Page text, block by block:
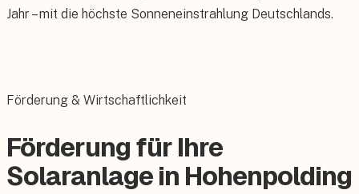
Jahr – mit die höchste Sonneneinstrahlung Deutschlands.
Förderung & Wirtschaftlichkeit
Förderung für Ihre
Solaranlage in Hohenpolding